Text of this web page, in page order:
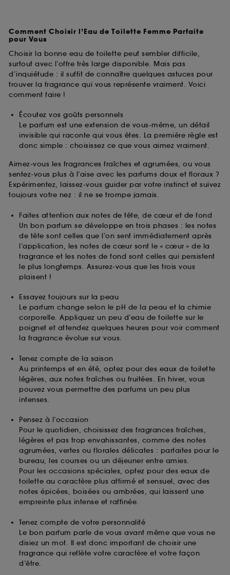
Comment Choisir l’Eau de Toilette Femme Parfaite
pour Vous
Choisir la bonne eau de toilette peut sembler difficile,
surtout avec l’offre très large disponible. Mais pas
d’inquiétude : il suffit de connaître quelques astuces pour
trouver la fragrance qui vous représente vraiment. Voici
comment faire !
Écoutez vos goûts personnels
Le parfum est une extension de vous-même, un détail
invisible qui raconte qui vous êtes. La première règle est
donc simple : choisissez ce que vous aimez vraiment.
Aimez-vous les fragrances fraîches et agrumées, ou vous
sentez-vous plus à l’aise avec les parfums doux et floraux ?
Expérimentez, laissez-vous guider par votre instinct et suivez
toujours votre nez : il ne se trompe jamais.
Faites attention aux notes de tête, de cœur et de fond
Un bon parfum se développe en trois phases : les notes
de tête sont celles que l’on sent immédiatement après
l’application, les notes de cœur sont le « cœur » de la
fragrance et les notes de fond sont celles qui persistent
le plus longtemps. Assurez-vous que les trois vous
plaisent !
Essayez toujours sur la peau
Le parfum change selon le pH de la peau et la chimie
corporelle. Appliquez un peu d’eau de toilette sur le
poignet et attendez quelques heures pour voir comment
la fragrance évolue sur vous.
Tenez compte de la saison
Au printemps et en été, optez pour des eaux de toilette
légères, aux notes fraîches ou fruitées. En hiver, vous
pouvez vous permettre des parfums un peu plus
intenses.
Pensez à l’occasion
Pour le quotidien, choisissez des fragrances fraîches,
légères et pas trop envahissantes, comme des notes
agrumées, vertes ou florales délicates : parfaites pour le
bureau, les courses ou un déjeuner entre amies.
Pour les occasions spéciales, optez pour des eaux de
toilette au caractère plus affirmé et sensuel, avec des
notes épicées, boisées ou ambrées, qui laissent une
empreinte plus intense et raffinée.
Tenez compte de votre personnalité
Le bon parfum parle de vous avant même que vous ne
disiez un mot. Il est donc important de choisir une
fragrance qui reflète votre caractère et votre façon
d’être.